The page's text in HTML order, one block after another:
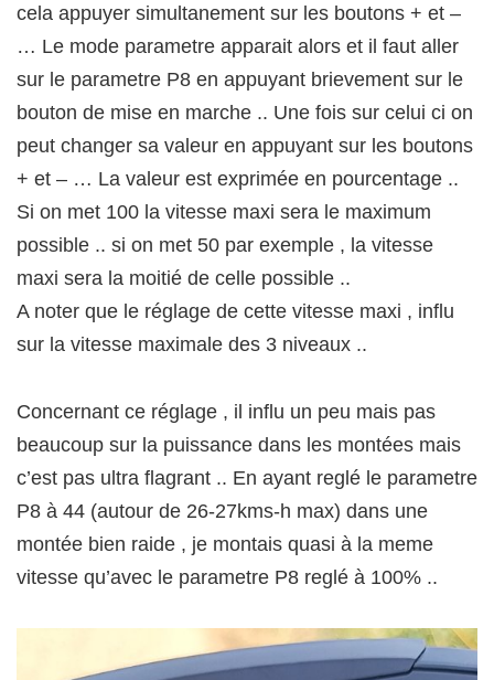
cela appuyer simultanement sur les boutons + et –
… Le mode parametre apparait alors et il faut aller
sur le parametre P8 en appuyant brievement sur le
bouton de mise en marche .. Une fois sur celui ci on
peut changer sa valeur en appuyant sur les boutons
+ et – … La valeur est exprimée en pourcentage ..
Si on met 100 la vitesse maxi sera le maximum
possible .. si on met 50 par exemple , la vitesse
maxi sera la moitié de celle possible ..
A noter que le réglage de cette vitesse maxi , influ
sur la vitesse maximale des 3 niveaux ..
Concernant ce réglage , il influ un peu mais pas
beaucoup sur la puissance dans les montées mais
c’est pas ultra flagrant .. En ayant reglé le parametre
P8 à 44 (autour de 26-27kms-h max) dans une
montée bien raide , je montais quasi à la meme
vitesse qu’avec le parametre P8 reglé à 100% ..